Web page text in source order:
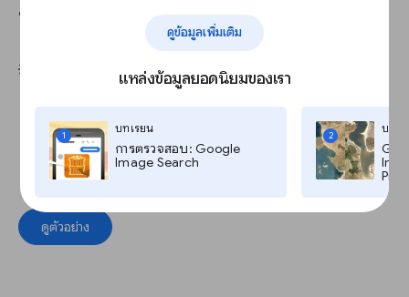
ดูข้อมูลเพิ่มเติม
แหล่งข้อมูลยอดนิยมของเรา
1
บทเรียน
การตรวจสอบ: Google
Image Search
2
บทเ
Pro,
ทำให้ส่วนบทความแนะนำอ่านง่าย
💡แนวทางปฏิบัติแนะนำ
ใส่รูปภาพในทุกบทความ
จัดรูปภาพให้อยู่ด้านซ้ายและเรื่องราวอยู่ด้านขวา
บีบอัดรูปภาพ
จัดอันดับบทความ
ดูตัวอย่าง